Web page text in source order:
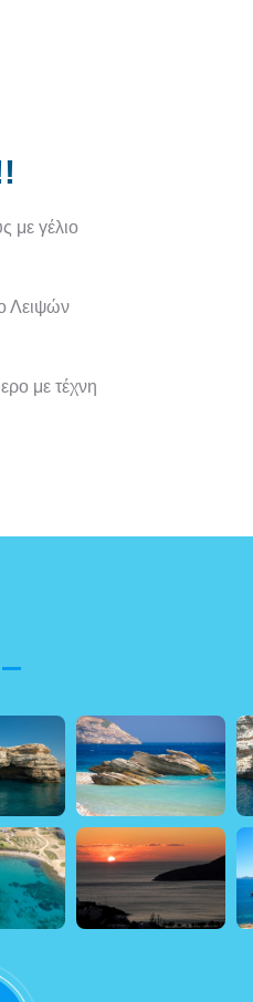
με γέλιο
Λειψών
με τέχνη